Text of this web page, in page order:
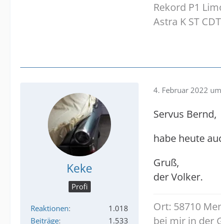
Rekord P1
Astra K ST
Keke
Profi
Reaktionen
1.018
Beiträge
1.533
4. Februar 2022
Servus Bernd,
habe heute
Gruß,
der Volker.
Ort: 58710
bei mir in der